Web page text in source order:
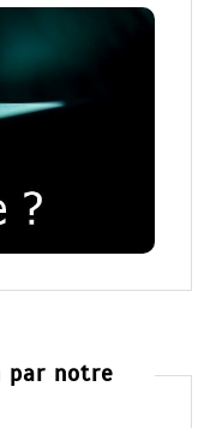
par notre